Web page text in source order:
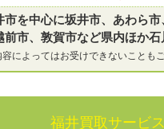
市を中心に坂井市、あわら市
前市、敦賀市など県内ほか石
によってはお受けできないことも
福井買取サービス